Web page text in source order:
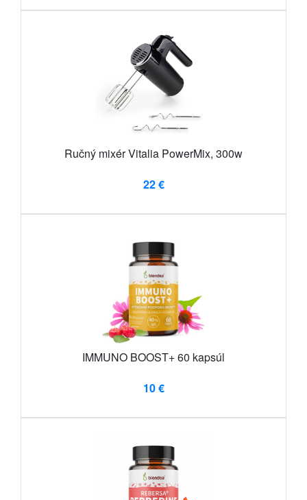
Ručný mixér Vitalia PowerMix, 300w
22 €
IMMUNO BOOST+ 60 kapsúl
10 €